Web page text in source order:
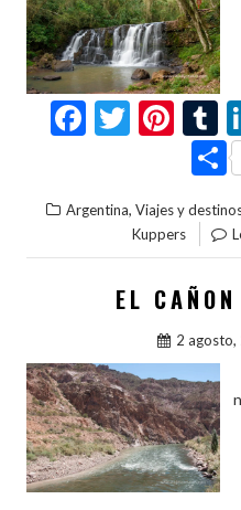
F
b
o
T
er
Pi
nt
er
es
t
C
Argentina, Viajes y
Kuppers
EL
2 agosto,